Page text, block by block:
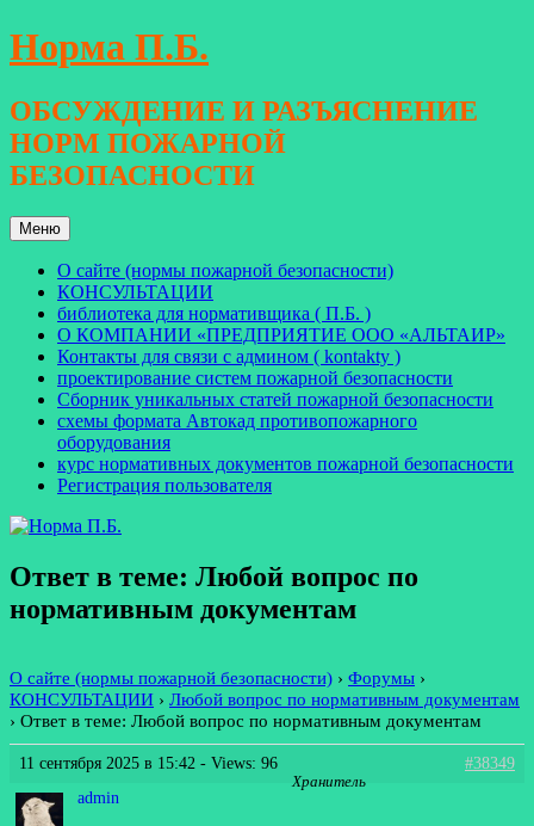
Перейти
к
Норма П.Б.
ОБСУЖДЕНИЕ И РАЗЪЯСНЕНИЕ
НОРМ ПОЖАРНОЙ
БЕЗОПАСНОСТИ
Меню
О сайте (нормы пожарной безопасности)
КОНСУЛЬТАЦИИ
библиотека для нормативщика ( П.Б. )
О КОМПАНИИ «ПРЕДПРИЯТИЕ ООО «АЛЬТАИР»
Контакты для связи с админом ( kontakty )
проектирование систем пожарной безопасности
Сборник уникальных статей пожарной безопасности
схемы формата Автокад противопожарного
оборудования
курс нормативных документов пожарной безопасности
Регистрация пользователя
Ответ в теме: Любой вопрос по
нормативным документам
О сайте (нормы пожарной безопасности) › Форумы ›
КОНСУЛЬТАЦИИ › Любой вопрос по нормативным документам
› Ответ в теме: Любой вопрос по нормативным документам
11 сентября 2025 в 15:42 - Views: 96
#38349
admin
Хранитель